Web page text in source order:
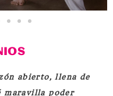
abierto, llena de
maravilla poder